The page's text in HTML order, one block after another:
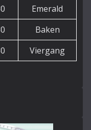
Emerald
Baken
Viergang